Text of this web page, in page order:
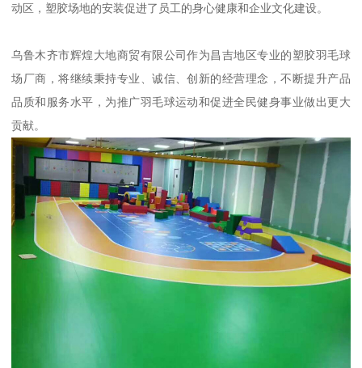
动区，塑胶场地的安装促进了员工的身心健康和企业文化建设。
乌鲁木齐市辉煌大地商贸有限公司作为昌吉地区专业的塑胶羽毛球
场厂商，将继续秉持专业、诚信、创新的经营理念，不断提升产品
品质和服务水平，为推广羽毛球运动和促进全民健身事业做出更大
贡献。